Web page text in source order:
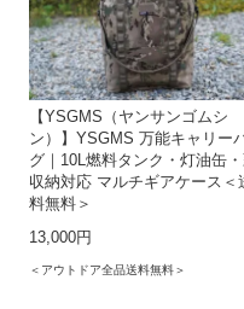
【YSGMS（ヤンサンゴムシ
ン）】YSGMS 万能キャリー
グ｜10L燃料タンク・灯油缶
収納対応 マルチギアケース＜
料無料＞
13,000円
＜アウトドア全品送料無料＞